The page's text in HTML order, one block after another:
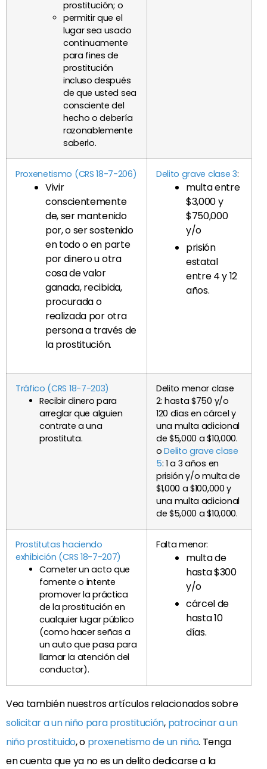
prostitución; o
permitir que el
lugar sea usado
continuamente
para fines de
prostitución
incluso después
de que usted sea
consciente del
hecho o debería
razonablemente
saberlo.
Proxenetismo (CRS 18-7-206)
Vivir
conscientemente
de, ser mantenido
por, o ser sostenido
en todo o en parte
por dinero u otra
cosa de valor
ganada, recibida,
procurada o
realizada por otra
persona a través de
la prostitución.
Delito grave clase 3:
multa entre
$3,000 y
$750,000
y/o
prisión
estatal
entre 4 y 12
años.
Tráfico (CRS 18-7-203)
Recibir dinero para
arreglar que alguien
contrate a una
prostituta.
Delito menor clase
2: hasta $750 y/o
120 días en cárcel y
una multa adicional
de $5,000 a $10,000.
oDelito grave clase
5: 1 a 3 años en
prisión y/o multa de
$1,000 a $100,000 y
una multa adicional
de $5,000 a $10,000.
Prostitutas haciendo
exhibición (CRS 18-7-207)
Cometer un acto que
fomente o intente
promover la práctica
de la prostitución en
cualquier lugar público
(como hacer señas a
un auto que pasa para
llamar la atención del
conductor).
Falta menor:
multa de
hasta $300
y/o
cárcel de
hasta 10
días.
Vea también nuestros artículos relacionados sobre
solicitar a un niño para prostitución, patrocinar a un
niño prostituido, o proxenetismo de un niño. Tenga
en cuenta que ya no es un delito dedicarse a la